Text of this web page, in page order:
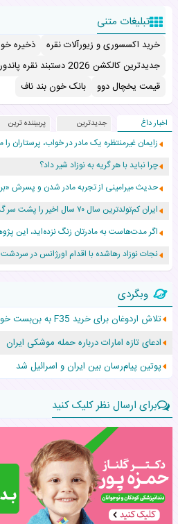
تبلیغات متنی
خرید اکسسوری و زیورآلات نقره ذخیره
جدیدترین کالکشن 2026 دستبند نقره پاندورا
قیمت یخچال دوو
بانک خون بند ناف
اخبار داغ جدیدترین پربیننده ترین
زایمان غیرمنتظره یک مادر در خواب، پرستاران
چرا نباید با هر گریه به نوزاد شیر داد؟
حدیث میرامینی از تجربه مادر شدن و پسرش
ایران کم‌تولدترین سال ۷۰ سال اخیر را پشت سر گذاشت!
اگر مدت‌هاست به مادرتان زنگ نزده‌اید، این
نجات نوزاد رهاشده با اقدام اورژانس در سردشت
زن ۲۴ ساله پس از درمان سرطان رحم، مادر شد
افزایش قد این دختر، چند میلیون دلار برای
حرکت غیرقانونی یک پرستار، جان دوقلوها را نجات
وبگردی
تلاش اردوغان برای خرید F35 به بن‌بست خورد
ادعای تازه امارات درباره حمله موشکی ایران
پوتین پیام‌رسان بین ایران و اسرائیل شد
برای ارسال نظر کلیک کنید
نام:
نظر: